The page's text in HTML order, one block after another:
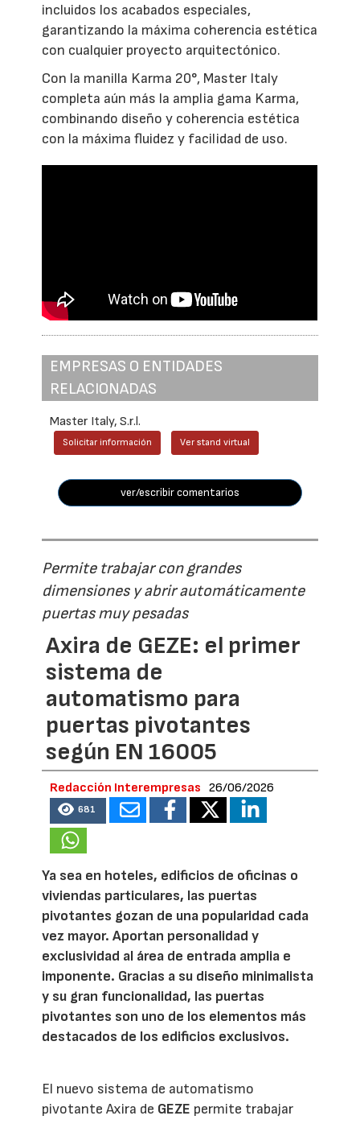
incluidos los acabados especiales,
garantizando la máxima coherencia estética
con cualquier proyecto arquitectónico.
Con la manilla Karma 20°, Master Italy
completa aún más la amplia gama Karma,
combinando diseño y coherencia estética
con la máxima fluidez y facilidad de uso.
EMPRESAS O ENTIDADES
RELACIONADAS
Master Italy, S.r.l.
Solicitar información Ver stand virtual
ver/escribir comentarios
Permite trabajar con grandes
dimensiones y abrir automáticamente
puertas muy pesadas
Axira de GEZE: el primer
sistema de
automatismo para
puertas pivotantes
según EN 16005
Redacción Interempresas 26/06/2026
681
Ya sea en hoteles, edificios de oficinas o
viviendas particulares, las puertas
pivotantes gozan de una popularidad cada
vez mayor. Aportan personalidad y
exclusividad al área de entrada amplia e
imponente. Gracias a su diseño minimalista
y su gran funcionalidad, las puertas
pivotantes son uno de los elementos más
destacados de los edificios exclusivos.
El nuevo sistema de automatismo
pivotante Axira de GEZE permite trabajar